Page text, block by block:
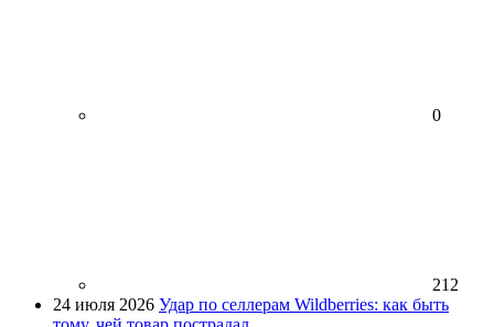
0
212
24 июля 2026 Удар по селлерам Wildberries: как быть